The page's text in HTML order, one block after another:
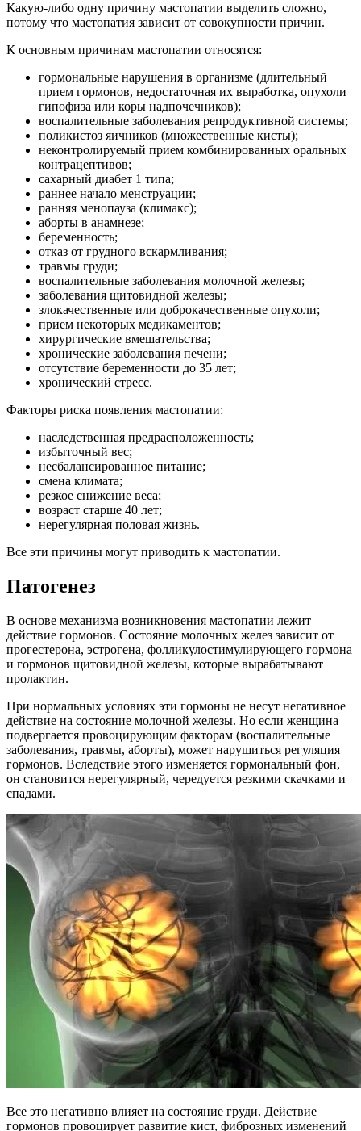
Какую-либо одну причину мастопатии выделить сложно,
потому что мастопатия зависит от совокупности причин.
К основным причинам мастопатии относятся:
гормональные нарушения в организме (длительный
прием гормонов, недостаточная их выработка, опухоли
гипофиза или коры надпочечников);
воспалительные заболевания репродуктивной системы;
поликистоз яичников (множественные кисты);
неконтролируемый прием комбинированных оральных
контрацептивов;
сахарный диабет 1 типа;
раннее начало менструации;
ранняя менопауза (климакс);
аборты в анамнезе;
беременность;
отказ от грудного вскармливания;
травмы груди;
воспалительные заболевания молочной железы;
заболевания щитовидной железы;
злокачественные или доброкачественные опухоли;
прием некоторых медикаментов;
хирургические вмешательства;
хронические заболевания печени;
отсутствие беременности до 35 лет;
хронический стресс.
Факторы риска появления мастопатии:
наследственная предрасположенность;
избыточный вес;
несбалансированное питание;
смена климата;
резкое снижение веса;
возраст старше 40 лет;
нерегулярная половая жизнь.
Все эти причины могут приводить к мастопатии.
Патогенез
В основе механизма возникновения мастопатии лежит
действие гормонов. Состояние молочных желез зависит от
прогестерона, эстрогена, фолликулостимулирующего гормона
и гормонов щитовидной железы, которые вырабатывают
пролактин.
При нормальных условиях эти гормоны не несут негативное
действие на состояние молочной железы. Но если женщина
подвергается провоцирующим факторам (воспалительные
заболевания, травмы, аборты), может нарушиться регуляция
гормонов. Вследствие этого изменяется гормональный фон,
он становится нерегулярный, чередуется резкими скачками и
спадами.
Все это негативно влияет на состояние груди. Действие
гормонов провоцирует развитие кист, фиброзных изменений